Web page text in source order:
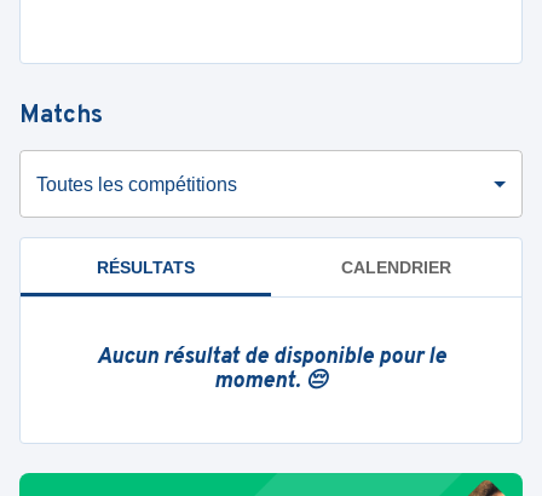
Matchs
Toutes les compétitions
RÉSULTATS CALENDRIER
Aucun résultat de disponible pour le
moment. 😔